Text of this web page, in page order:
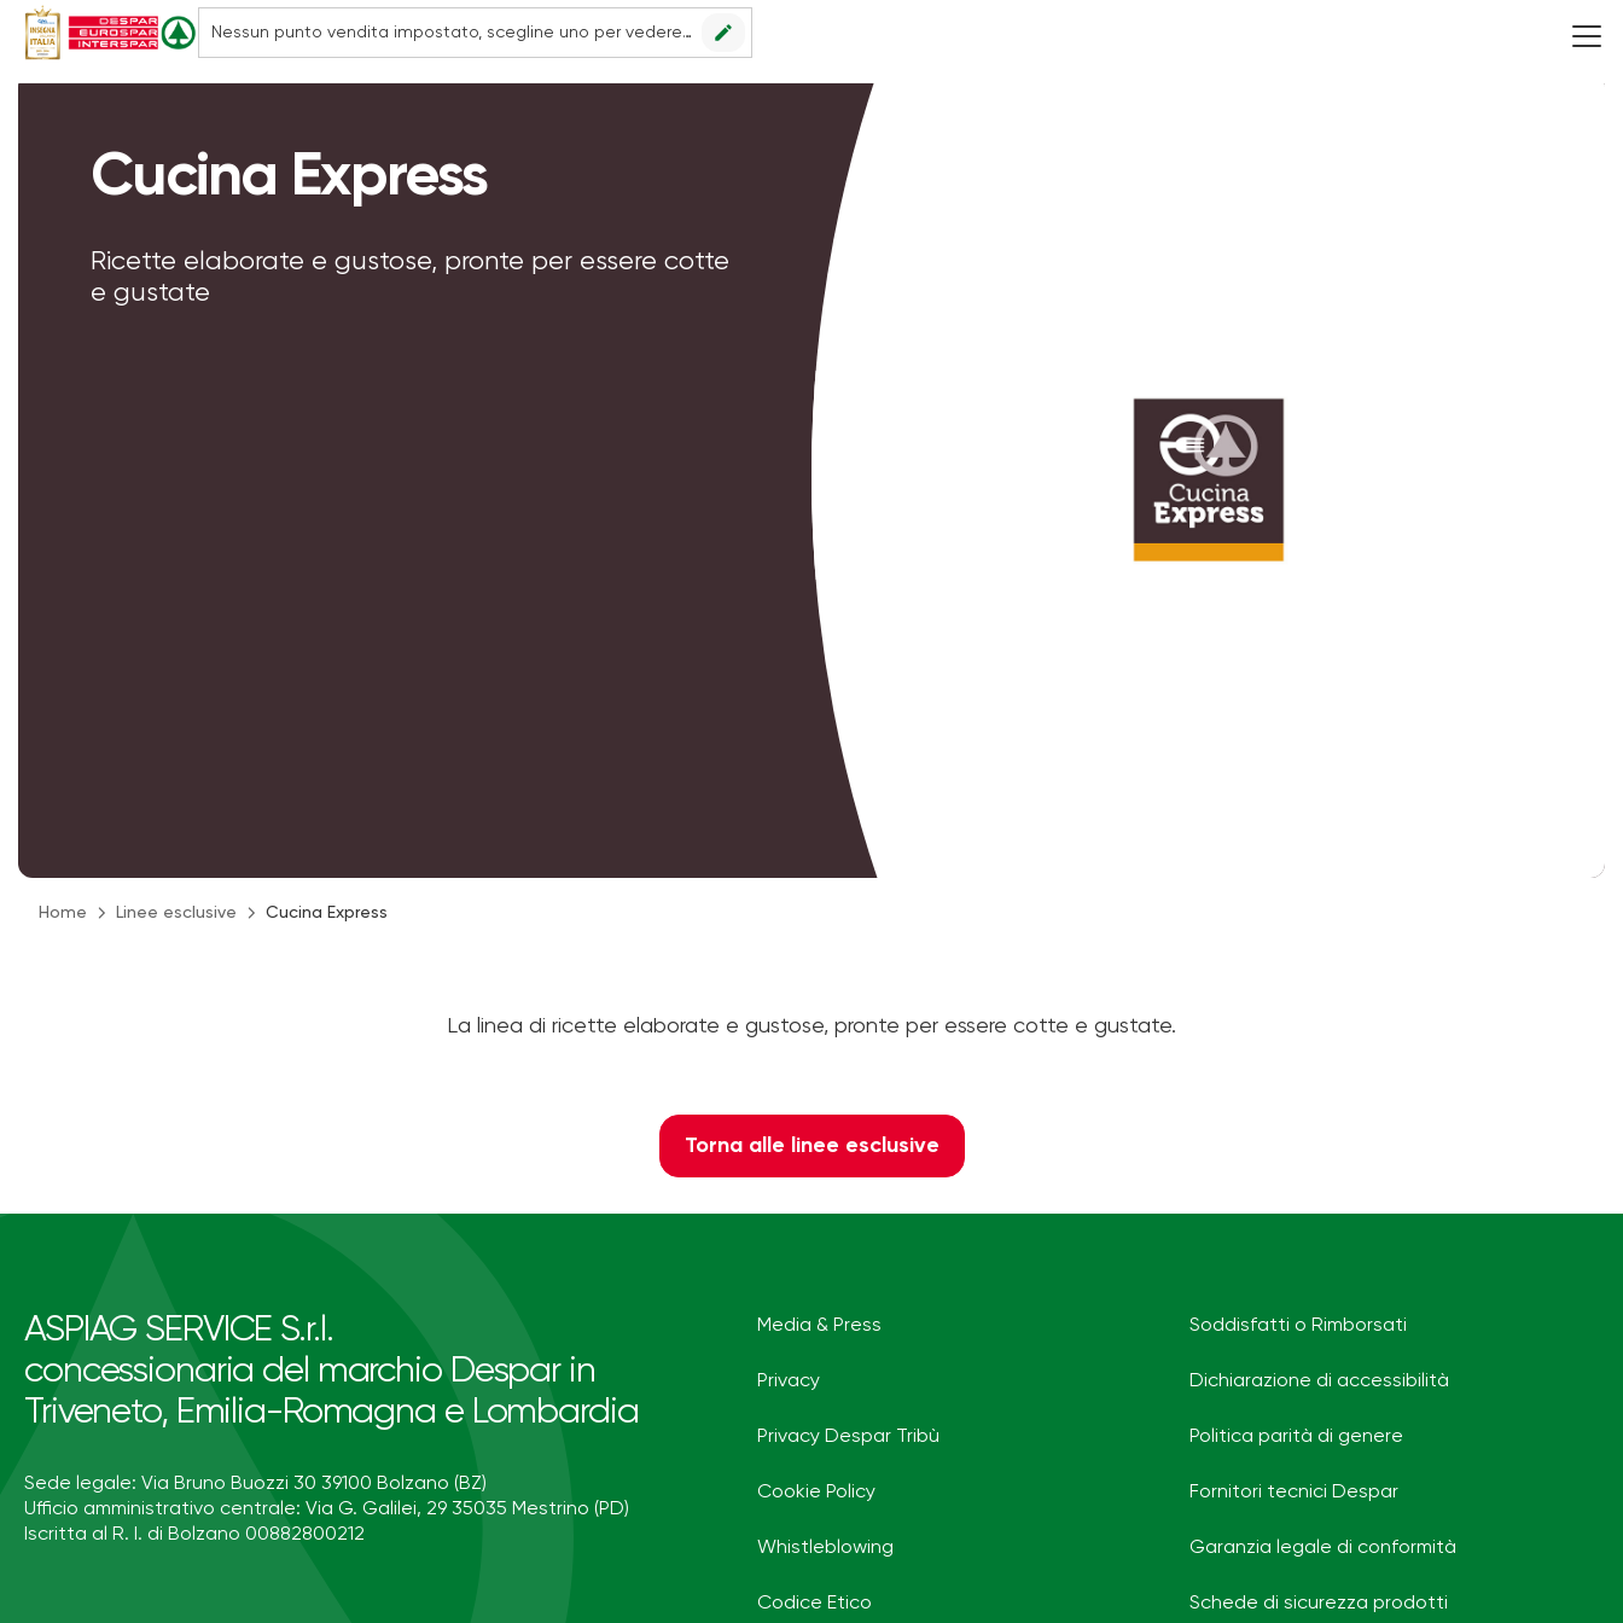
Nessun punto vendita impostato, scegline uno per vedere le offerte. edit
Cucina Express
Ricette elaborate e gustose, pronte per essere cotte
e gustate
Home Linee esclusive Cucina Express
La linea di ricette elaborate e gustose, pronte per essere cotte e gustate.
Torna alle linee esclusive
ASPIAG SERVICE S.r.l.
concessionaria del marchio Despar in
Triveneto, Emilia-Romagna e Lombardia
Sede legale: Via Bruno Buozzi 30 39100 Bolzano (BZ)
Ufficio amministrativo centrale: Via G. Galilei, 29 35035 Mestrino (PD)
Iscritta al R. I. di Bolzano 00882800212
Media & Press
Privacy
Privacy Despar Tribù
Cookie Policy
Whistleblowing
Codice Etico
Soddisfatti o Rimborsati
Dichiarazione di accessibilità
Politica parità di genere
Fornitori tecnici Despar
Garanzia legale di conformità
Schede di sicurezza prodotti